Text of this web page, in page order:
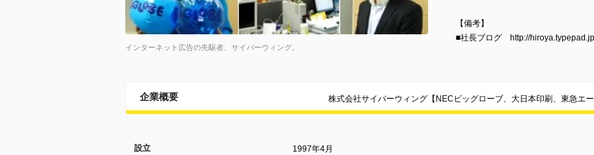
インターネット広告の先駆者、サイバーウィング。
【備考】
■社長ブログ http://
企業概要 株式会社サイバーウィング【NECビッグローブ、大日本印刷、東急エ
設立 1997年4月